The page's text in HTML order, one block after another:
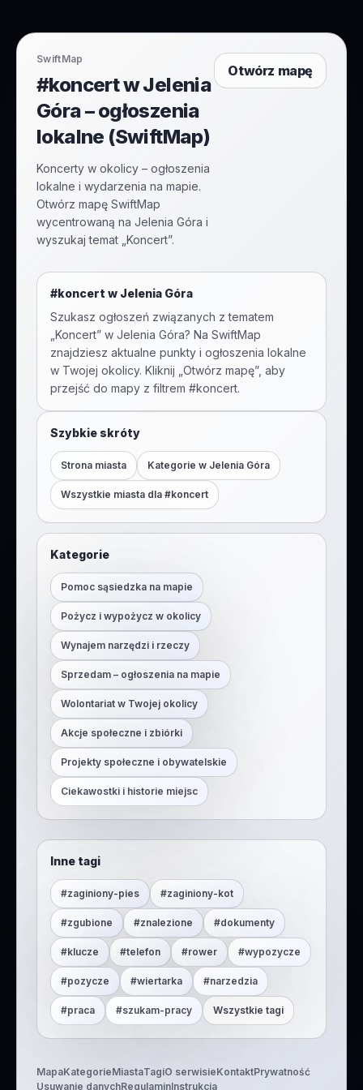
SwiftMap
#koncert w Jelenia
Góra – ogłoszenia
lokalne (SwiftMap)
Koncerty w okolicy – ogłoszenia
lokalne i wydarzenia na mapie.
Otwórz mapę SwiftMap
wycentrowaną na Jelenia Góra i
wyszukaj temat „Koncert”.
Otwórz mapę
#koncert w Jelenia Góra
Szukasz ogłoszeń związanych z tematem
Koncert” w Jelenia Góra? Na SwiftMap
znajdziesz aktualne punkty i ogłoszenia lokalne
w Twojej okolicy. Kliknij „Otwórz mapę”, aby
przejść do mapy z filtrem #koncert.
Szybkie skróty
Strona miasta Kategorie w Jelenia Góra
Wszystkie miasta dla #koncert
Kategorie
Pomoc sąsiedzka na mapie
Pożycz i wypożycz w okolicy
Wynajem narzędzi i rzeczy
Sprzedam – ogłoszenia na mapie
Wolontariat w Twojej okolicy
Akcje społeczne i zbiórki
Projekty społeczne i obywatelskie
Ciekawostki i historie miejsc
Inne tagi
#zaginiony-pies #zaginiony-kot
#zgubione #znalezione #dokumenty
#klucze #telefon #rower #wypozycze
#pozycze #wiertarka #narzedzia
#praca #szukam-pracy Wszystkie tagi
MapaKategorieMiastaTagiO serwisieKontaktPrywatność
Usuwanie danychRegulaminInstrukcja